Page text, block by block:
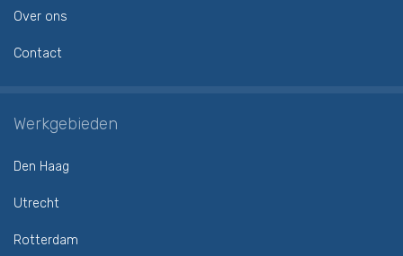
Over ons
Contact
Werkgebieden
Den Haag
Utrecht
Rotterdam